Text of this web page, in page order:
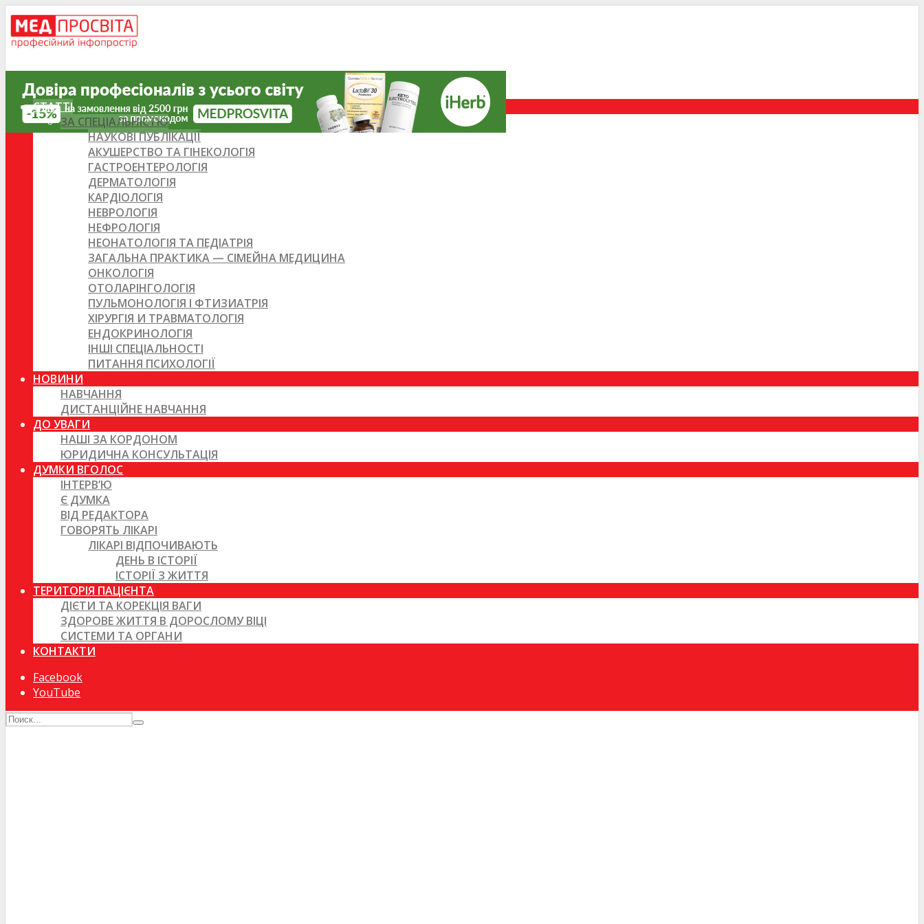
СТАТТІ
ЗА СПЕЦІАЛЬНІСТЮ
НАУКОВІ ПУБЛІКАЦІЇ
АКУШЕРСТВО ТА ГІНЕКОЛОГІЯ
ГАСТРОЕНТЕРОЛОГІЯ
ДЕРМАТОЛОГІЯ
КАРДІОЛОГІЯ
НЕВРОЛОГІЯ
НЕФРОЛОГІЯ
НЕОНАТОЛОГІЯ ТА ПЕДІАТРІЯ
ЗАГАЛЬНА ПРАКТИКА — СІМЕЙНА МЕДИЦИНА
ОНКОЛОГІЯ
ОТОЛАРІНГОЛОГІЯ
ПУЛЬМОНОЛОГІЯ І ФТИЗИАТРІЯ
ХІРУРГІЯ И ТРАВМАТОЛОГІЯ
ЕНДОКРИНОЛОГІЯ
ІНШІ СПЕЦІАЛЬНОСТІ
ПИТАННЯ ПСИХОЛОГІЇ
НОВИНИ
НАВЧАННЯ
ДИСТАНЦІЙНЕ НАВЧАННЯ
ДО УВАГИ
НАШІ ЗА КОРДОНОМ
ЮРИДИЧНА КОНСУЛЬТАЦІЯ
ДУМКИ ВГОЛОС
ІНТЕРВ’Ю
Є ДУМКА
ВІД РЕДАКТОРА
ГОВОРЯТЬ ЛІКАРІ
ЛІКАРІ ВІДПОЧИВАЮТЬ
ДЕНЬ В ІСТОРІЇ
ІСТОРІЇ З ЖИТТЯ
ТЕРИТОРІЯ ПАЦІЄНТА
ДІЄТИ ТА КОРЕКЦІЯ ВАГИ
ЗДОРОВЕ ЖИТТЯ В ДОРОСЛОМУ ВІЦІ
СИСТЕМИ ТА ОРГАНИ
КОНТАКТИ
Facebook
YouTube